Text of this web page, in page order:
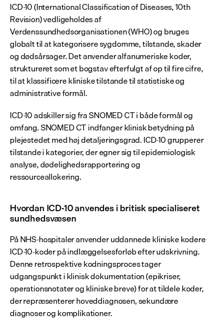
ICD-10 (International Classification of Diseases, 10th
Revision) vedligeholdes af
Verdenssundhedsorganisationen (WHO) og bruges
globalt til at kategorisere sygdomme, tilstande, skader
og dødsårsager. Det anvender alfanumeriske koder,
struktureret som et bogstav efterfulgt af op til fire cifre,
til at klassificere kliniske tilstande til statistiske og
administrative formål.
ICD-10 adskiller sig fra SNOMED CT i både formål og
omfang. SNOMED CT indfanger klinisk betydning på
plejestedet med høj detaljeringsgrad. ICD-10 grupperer
tilstande i kategorier, der egner sig til epidemiologisk
analyse, dødelighedsrapportering og
ressourceallokering.
Hvordan ICD-10 anvendes i britisk specialiseret
sundhedsvæsen
På NHS-hospitaler anvender uddannede kliniske kodere
ICD-10-koder på indlæggelsesforløb efter udskrivning.
Denne retrospektive kodningsproces tager
udgangspunkt i klinisk dokumentation (epikriser,
operationsnotater og kliniske breve) for at tildele koder,
der repræsenterer hoveddiagnosen, sekundære
diagnoser og komplikationer.